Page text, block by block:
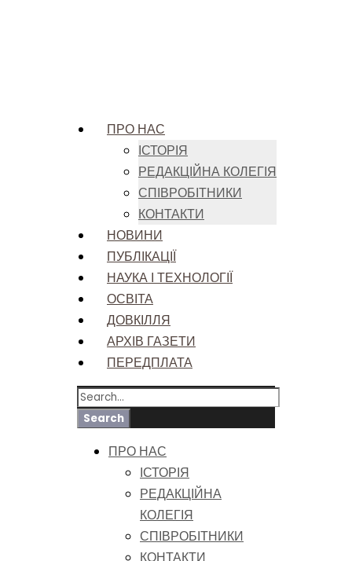
ПРО НАС
ІСТОРІЯ
РЕДАКЦІЙНА КОЛЕГІЯ
СПІВРОБІТНИКИ
КОНТАКТИ
НОВИНИ
ПУБЛІКАЦІЇ
НАУКА І ТЕХНОЛОГІЇ
ОСВІТА
ДОВКІЛЛЯ
АРХІВ ГАЗЕТИ
ПЕРЕДПЛАТА
ПРО НАС
ІСТОРІЯ
РЕДАКЦІЙНА
КОЛЕГІЯ
СПІВРОБІТНИКИ